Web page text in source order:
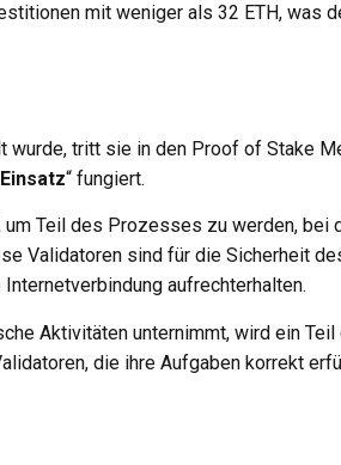
mit weniger als 32 ETH, was
tritt sie in den Proof of Stake
Einsatz“ fungiert.
um Teil des Prozesses zu werden, bei
Validatoren sind für die Sicherheit
aufrechterhalten.
Aktivitäten unternimmt, wird ein
die ihre Aufgaben korrekt